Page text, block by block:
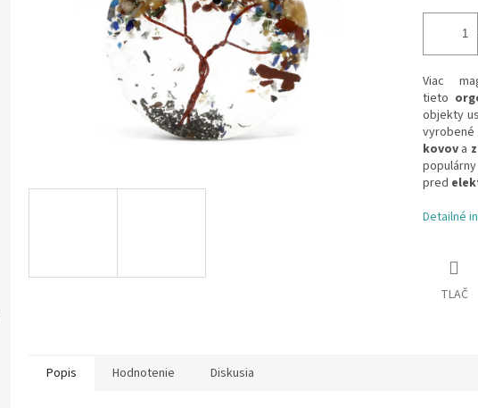
Viac
tieto
objekty
kovov a
pred
Detailné
TLAČ
Popis Hodnotenie Diskusia